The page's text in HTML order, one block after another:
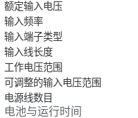
额定输入电压
输入频率
输入端子类型
输入线长度
工作电压范围
可调整的输入电压范围
电源线数目
电池与运行时间